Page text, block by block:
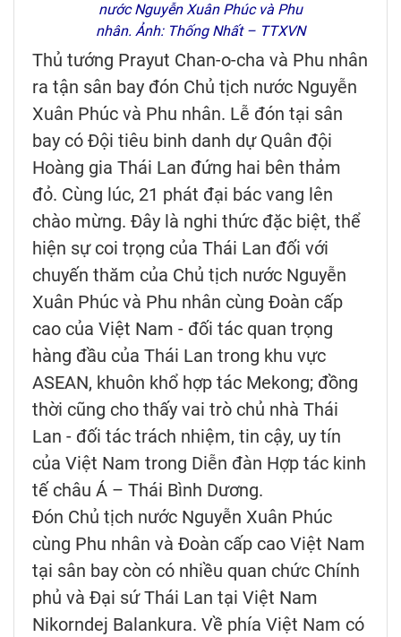
nước Nguyễn Xuân Phúc và Phu
nhân. Ảnh: Thống Nhất – TTXVN
Thủ tướng Prayut Chan-o-cha và Phu nhân
ra tận sân bay đón Chủ tịch nước Nguyễn
Xuân Phúc và Phu nhân. Lễ đón tại sân
bay có Đội tiêu binh danh dự Quân đội
Hoàng gia Thái Lan đứng hai bên thảm
đỏ. Cùng lúc, 21 phát đại bác vang lên
chào mừng. Đây là nghi thức đặc biệt, thể
hiện sự coi trọng của Thái Lan đối với
chuyến thăm của Chủ tịch nước Nguyễn
Xuân Phúc và Phu nhân cùng Đoàn cấp
cao của Việt Nam - đối tác quan trọng
hàng đầu của Thái Lan trong khu vực
ASEAN, khuôn khổ hợp tác Mekong; đồng
thời cũng cho thấy vai trò chủ nhà Thái
Lan - đối tác trách nhiệm, tin cậy, uy tín
của Việt Nam trong Diễn đàn Hợp tác kinh
tế châu Á – Thái Bình Dương.
Đón Chủ tịch nước Nguyễn Xuân Phúc
cùng Phu nhân và Đoàn cấp cao Việt Nam
tại sân bay còn có nhiều quan chức Chính
phủ và Đại sứ Thái Lan tại Việt Nam
Nikorndej Balankura. Về phía Việt Nam có